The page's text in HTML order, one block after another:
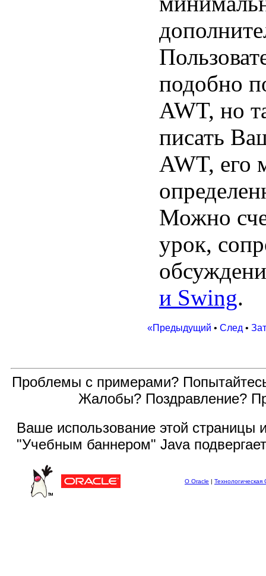
подобно
AWT, но
писать
AWT, его
Можно
урок,
и Swing.
«Предыдущий • След •
Проблемы с примерами?
Жалобы? Поздравление?
Ваше использование этой страницы
"Учебным баннером" Java
О Oracle | Технологическая